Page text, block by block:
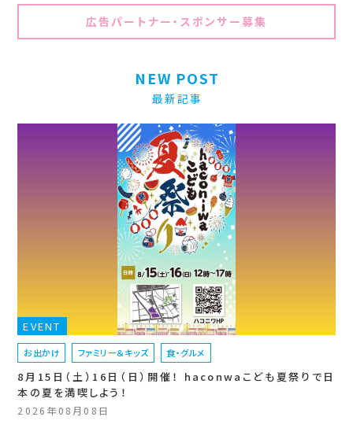
広告パートナー・スポンサー募集
NEW POST
最新記事
EVENT
お出かけ ファミリー＆キッズ 食・グルメ
8月15日（土）16日（日）開催！ haconwaこども夏祭りで日
本の夏を満喫しよう！
2026年08月08日